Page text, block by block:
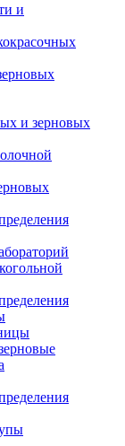
и
и зерновых